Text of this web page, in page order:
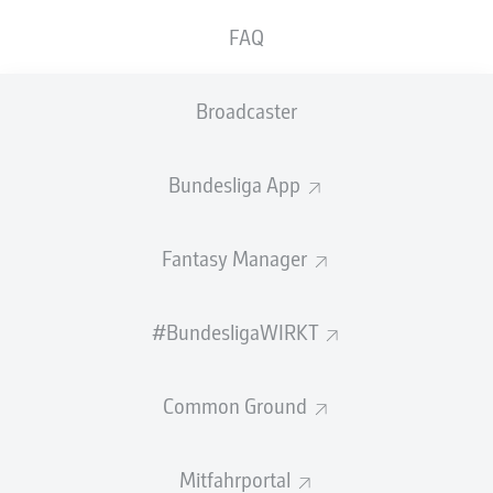
FAQ
Broadcaster
Bundesliga App
Fantasy Manager
#BundesligaWIRKT
Common Ground
Mitfahrportal
Der offizielle Transfermarkt
Strafraumstürmer, groß gewachsen, robust und mit Zug
Einsätze in der Schottischen Premiership stehen für den
Wucht mit“, beschreibt Trainer Stefan Leitl und ergänzt: